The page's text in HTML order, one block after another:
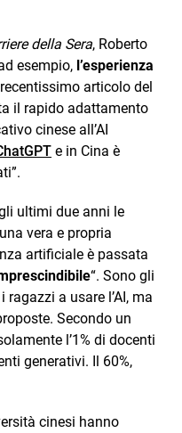
della Sera, Roberto
esempio, l’esperienza
recentissimo articolo del
il rapido adattamento
cinese all’AI
e in Cina è
ultimi due anni le
vera e propria
artificiale è passata
“. Sono gli
a usare l’AI, ma
Secondo un
l’1% di docenti
generativi. Il 60%,
cinesi hanno